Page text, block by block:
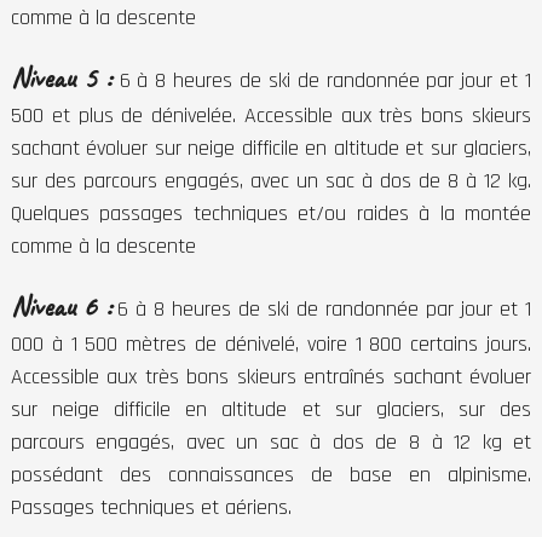
comme à la descente
Niveau 5 : 6 à 8 heures de ski de randonnée par jour et 1
500 et plus de dénivelée. Accessible aux très bons skieurs
sachant évoluer sur neige difficile en altitude et sur glaciers,
sur des parcours engagés, avec un sac à dos de 8 à 12 kg.
Quelques passages techniques et/ou raides à la montée
comme à la descente
Niveau 6 : 6 à 8 heures de ski de randonnée par jour et 1
000 à 1 500 mètres de dénivelé, voire 1 800 certains jours.
Accessible aux très bons skieurs entraînés sachant évoluer
sur neige difficile en altitude et sur glaciers, sur des
parcours engagés, avec un sac à dos de 8 à 12 kg et
possédant des connaissances de base en alpinisme.
Passages techniques et aériens.